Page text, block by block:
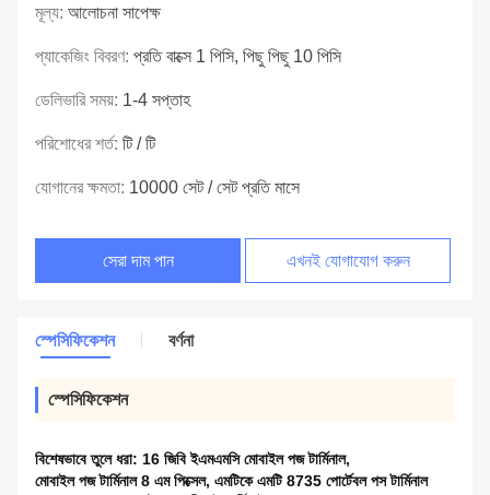
মূল্য: আলোচনা সাপেক্ষ
প্যাকেজিং বিবরণ: প্রতি বাক্সে 1 পিসি, পিছু পিছু 10 পিসি
ডেলিভারি সময়: 1-4 সপ্তাহ
পরিশোধের শর্ত: টি / টি
যোগানের ক্ষমতা: 10000 সেট / সেট প্রতি মাসে
সেরা দাম পান এখনই যোগাযোগ করুন
স্পেসিফিকেশন বর্ণনা
স্পেসিফিকেশন
বিশেষভাবে তুলে ধরা: 16 জিবি ইএমএমসি মোবাইল পজ টার্মিনাল,
মোবাইল পজ টার্মিনাল 8 এম পিক্সেল, এমটিকে এমটি 8735 পোর্টেবল পস টার্মিনাল